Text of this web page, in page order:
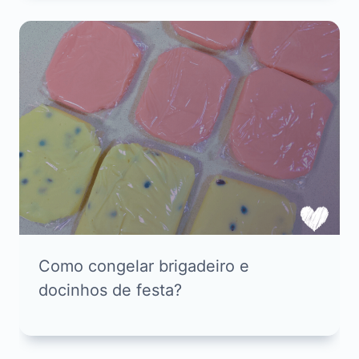
Como congelar brigadeiro e
docinhos de festa?